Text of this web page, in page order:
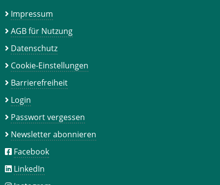
Impressum
AGB für Nutzung
Datenschutz
Cookie-Einstellungen
Barrierefreiheit
Login
Passwort vergessen
Newsletter abonnieren
Facebook
LinkedIn